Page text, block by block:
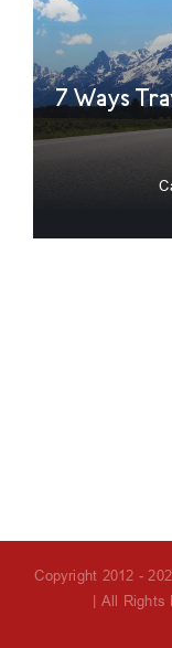
7 Ways
Copyright 2012 -
| All